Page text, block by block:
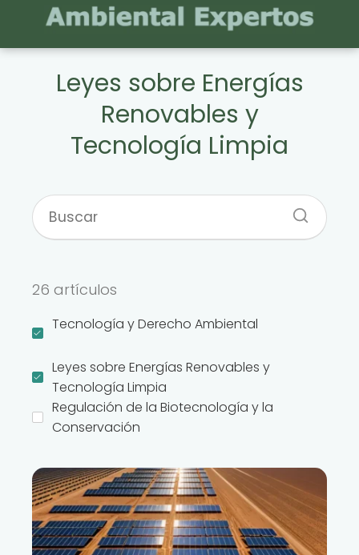
Leyes sobre Energías
Renovables y
Tecnología Limpia
26 artículos
Tecnología y Derecho Ambiental
Leyes sobre Energías Renovables y
Tecnología Limpia
Regulación de la Biotecnología y la
Conservación